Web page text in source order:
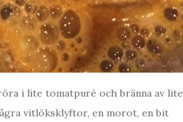
i lite tomatpuré och bränna av lite
vitlöksklyftor, en morot, en bit